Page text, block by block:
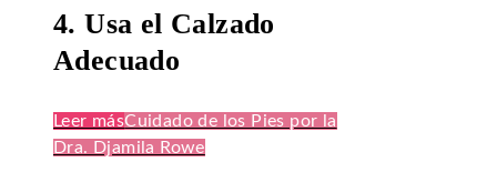
4. Usa el Calzado
Adecuado
Leer másCuidado de los Pies por la
Dra. Djamila Rowe